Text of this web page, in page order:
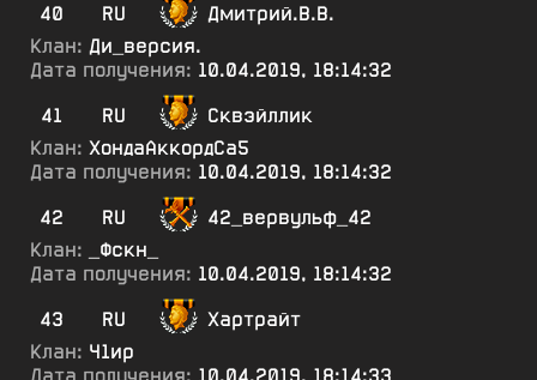
40
RU
Дмитрий.В.В.
Клан: Ди_версия.
Дата получения: 10.04.2019, 18:14:32
41
RU
Сквэйллик
Клан: ХондаАккордСа5
Дата получения: 10.04.2019, 18:14:32
42
RU
42_вервульф_42
Клан:
_Фскн_
Дата получения: 10.04.2019, 18:14:32
43
RU
Хартрайт
Клан: Ч1ир